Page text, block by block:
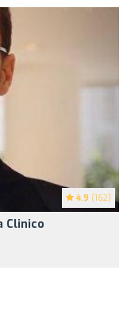
4.9 (162)
Clinico